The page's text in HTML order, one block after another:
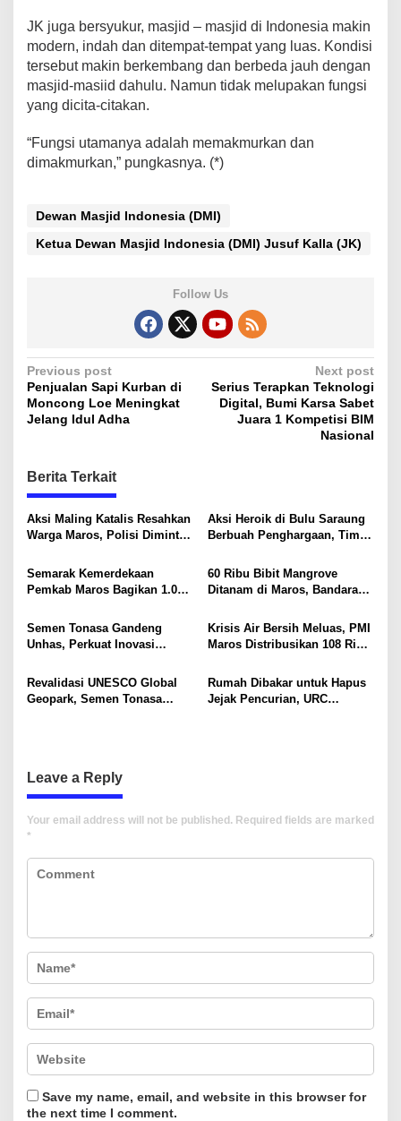
JK juga bersyukur, masjid – masjid di Indonesia makin
modern, indah dan ditempat-tempat yang luas. Kondisi
tersebut makin berkembang dan berbeda jauh dengan
masjid-masiid dahulu. Namun tidak melupakan fungsi
yang dicita-citakan.
“Fungsi utamanya adalah memakmurkan dan
dimakmurkan,” pungkasnya. (*)
Dewan Masjid Indonesia (DMI)
Ketua Dewan Masjid Indonesia (DMI) Jusuf Kalla (JK)
Follow Us
P
o
s
n
a
v
g
a
t
i
o
n
Previous post
Penjualan Sapi Kurban di
Moncong Loe Meningkat
Jelang Idul Adha
Next post
Serius Terapkan Teknologi
Digital, Bumi Karsa Sabet
Juara 1 Kompetisi BIM
Nasional
Berita Terkait
Aksi Maling Katalis Resahkan
Warga Maros, Polisi Diminta
Aksi Heroik di Bulu Saraung
Berbuah Penghargaan, Tim
Diapresiasi Basarnas
Semarak Kemerdekaan
Pemkab Maros Bagikan 1.000
Warga
60 Ribu Bibit Mangrove
Ditanam di Maros, Bandara
Konservasi Pesisir
Semen Tonasa Gandeng
Unhas, Perkuat Inovasi
Berkelanjutan
Krisis Air Bersih Meluas, PMI
Maros Distribusikan 108 Ribu
Revalidasi UNESCO Global
Geopark, Semen Tonasa
Rumah Dibakar untuk Hapus
Jejak Pencurian, URC
Leave a Reply
Your email address will not be published. Required fields are marked
*
Save my name, email, and website in this browser for
the next time I comment.